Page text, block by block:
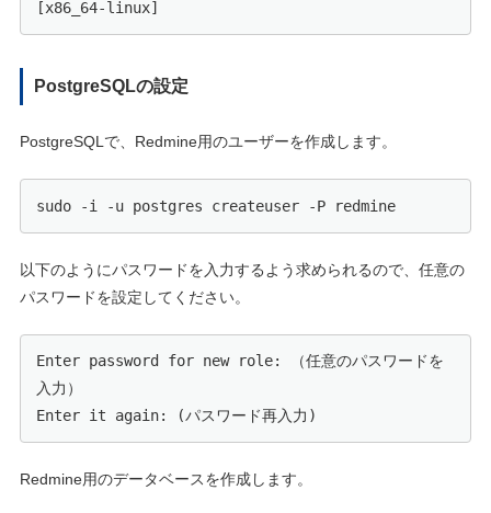
[x86_64-linux]
PostgreSQLの設定
PostgreSQLで、Redmine用のユーザーを作成します。
sudo -i -u postgres createuser -P redmine
以下のようにパスワードを入力するよう求められるので、任意の
パスワードを設定してください。
Enter password for new role: （任意のパスワードを
入力）
Enter it again: (パスワード再入力)
Redmine用のデータベースを作成します。